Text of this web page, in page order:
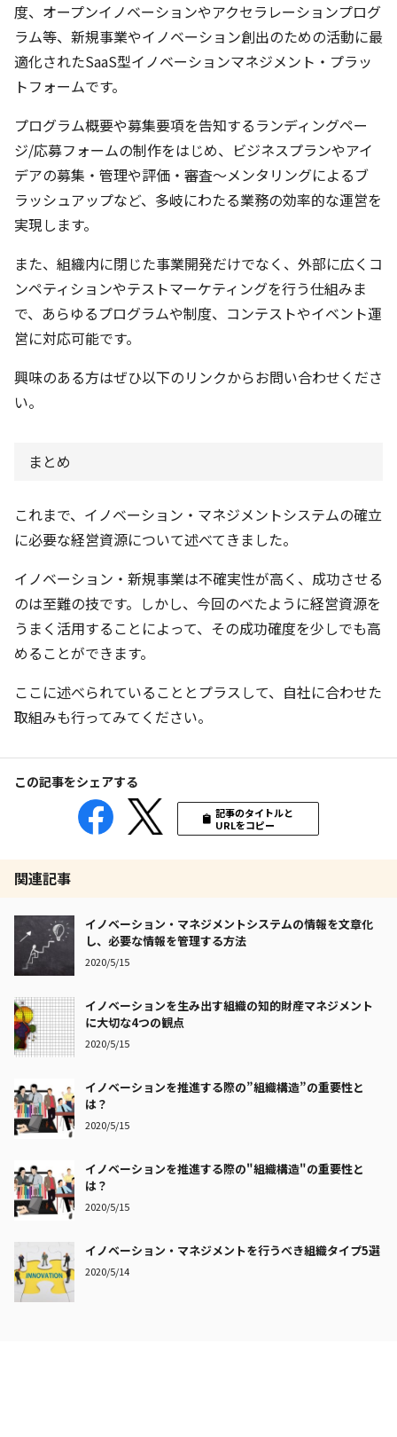
度、オープンイノベーションやアクセラレーションプログ
ラム等、新規事業やイノベーション創出のための活動に最
適化されたSaaS型イノベーションマネジメント・プラッ
トフォームです。
プログラム概要や募集要項を告知するランディングペー
ジ/応募フォームの制作をはじめ、ビジネスプランやアイ
デアの募集・管理や評価・審査〜メンタリングによるブ
ラッシュアップなど、多岐にわたる業務の効率的な運営を
実現します。
また、組織内に閉じた事業開発だけでなく、外部に広くコ
ンペティションやテストマーケティングを行う仕組みま
で、あらゆるプログラムや制度、コンテストやイベント運
営に対応可能です。
興味のある方はぜひ以下のリンクからお問い合わせくださ
い。
まとめ
これまで、イノベーション・マネジメントシステムの確立
に必要な経営資源について述べてきました。
イノベーション・新規事業は不確実性が高く、成功させる
のは至難の技です。しかし、今回のべたように経営資源を
うまく活用することによって、その成功確度を少しでも高
めることができます。
ここに述べられていることとプラスして、自社に合わせた
取組みも行ってみてください。
この記事をシェアする
記事のタイトルと
URLをコピー
関連記事
イノベーション・マネジメントシステムの情報を文章化
し、必要な情報を管理する方法
2020/5/15
イノベーションを生み出す組織の知的財産マネジメント
に大切な4つの観点
2020/5/15
イノベーションを推進する際の”組織構造”の重要性と
は？
2020/5/15
イノベーションを推進する際の"組織構造"の重要性と
は？
2020/5/15
イノベーション・マネジメントを行うべき組織タイプ5選
2020/5/14